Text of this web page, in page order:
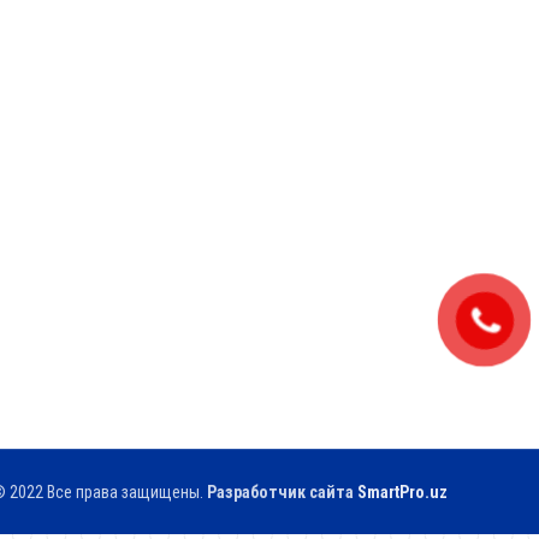
2022 Все права защищены. Разработчик сайтa SmartPro.uz